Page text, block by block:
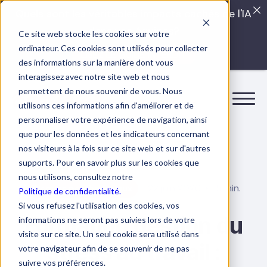
Ce site web stocke les cookies sur votre
ordinateur. Ces cookies sont utilisés pour collecter
des informations sur la manière dont vous
interagissez avec notre site web et nous
permettent de nous souvenir de vous. Nous
utilisons ces informations afin d'améliorer et de
personnaliser votre expérience de navigation, ainsi
que pour les données et les indicateurs concernant
nos visiteurs à la fois sur ce site web et sur d'autres
supports. Pour en savoir plus sur les cookies que
nous utilisons, consultez notre
Politique de confidentialité.
Si vous refusez l'utilisation des cookies, vos
informations ne seront pas suivies lors de votre
visite sur ce site. Un seul cookie sera utilisé dans
votre navigateur afin de se souvenir de ne pas
suivre vos préférences.
Risques psychosociaux 15 min.
Formation gestion du
stress au travail :
Quels sont les véritables impacts cachés de l'IA
dans vos équipes?
LISEZ LE GUIDE INTERDIT